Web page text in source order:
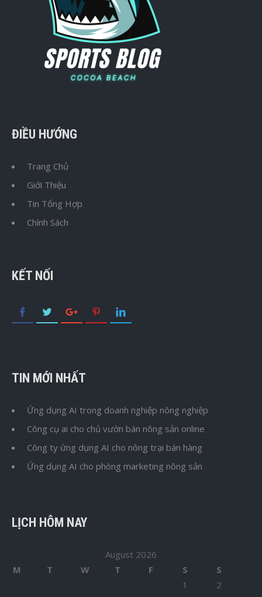
ĐIỀU HƯỚNG
Trang Chủ
Giới Thiệu
Tin Tổng Hợp
Chính Sách
KẾT NỐI
TIN MỚI NHẤT
Ứng dụng AI trong doanh nghiệp nông nghiệp
Công cụ ai cho chủ vườn bán nông sản online
Công ty ứng dụng AI cho nông trại bán hàng
Ứng dụng AI cho phòng marketing nông sản
LỊCH HÔM NAY
August 2026
M
T W T F S
S
1
2